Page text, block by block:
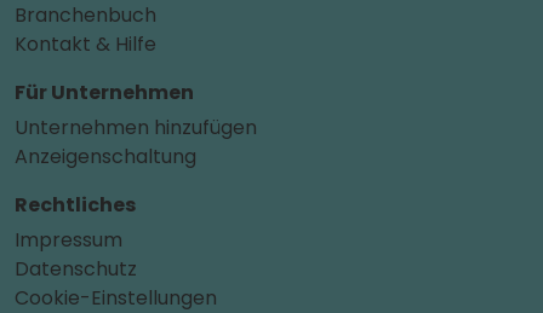
Branchenbuch
Kontakt & Hilfe
Für Unternehmen
Unternehmen hinzufügen
Anzeigenschaltung
Rechtliches
Impressum
Datenschutz
Cookie-Einstellungen